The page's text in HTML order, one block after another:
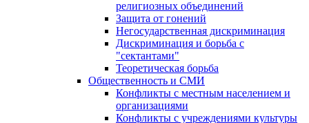
религиозных объединений
Защита от гонений
Негосударственная дискриминация
Дискриминация и борьба с
"сектантами"
Теоретическая борьба
Общественность и СМИ
Конфликты с местным населением и
организациями
Конфликты с учреждениями культуры